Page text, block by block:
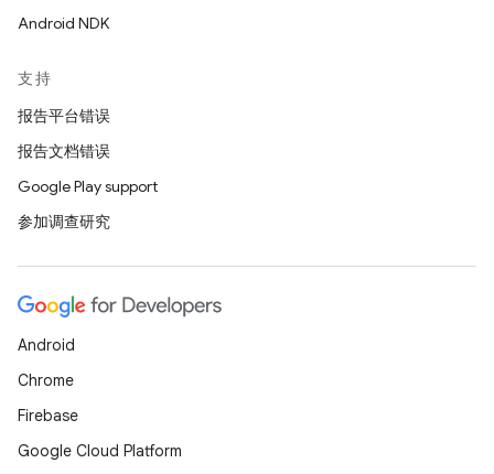
Android NDK
支持
报告平台错误
报告文档错误
Google Play support
参加调查研究
Android
Chrome
Firebase
Google Cloud Platform